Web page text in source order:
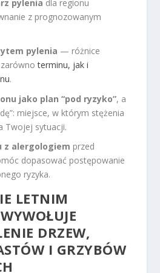
pylenia dla regionu
z prognozowanym
pylenia — różnice
zarównoterminu, jak i
.
jako plan “pod ryzyko”, a
miejsce, w którym stężenia
Twojej sytuacji.
z alergologiem przed
dopasować postępowanie
ryzyka.
LETNIM
DRZEW,
I GRZYBÓW